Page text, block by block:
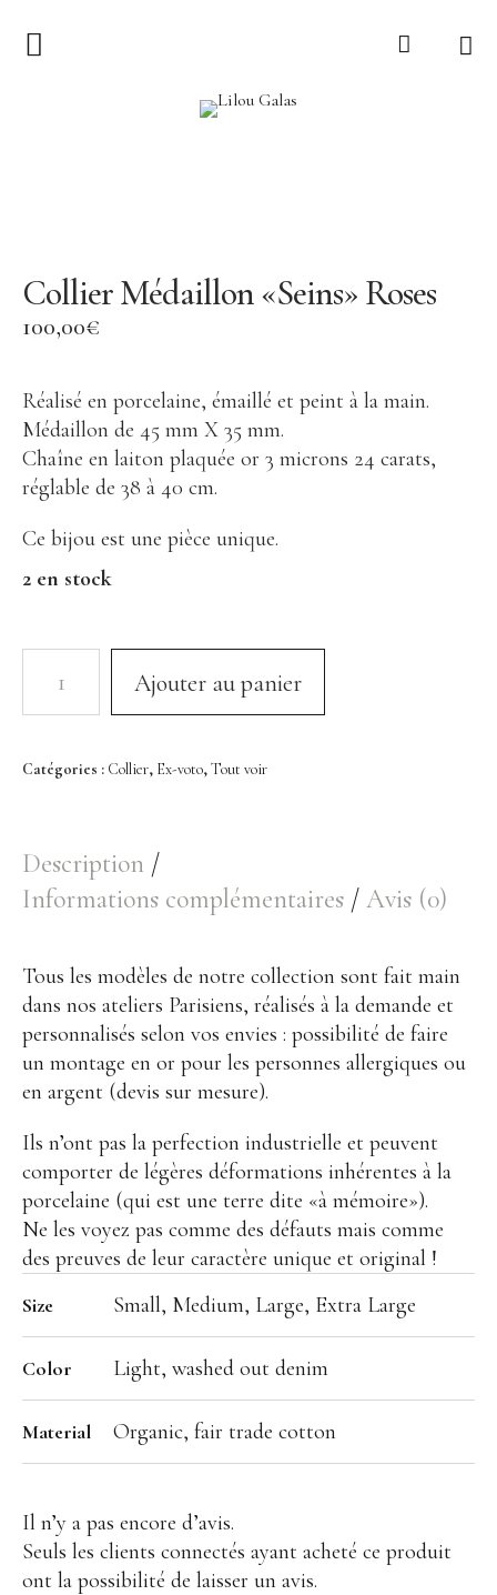
LILOU GALASCollection
Torsade
Tout voir
Collier
Boucle d’oreille
Bague
Portrait en Papiers découpés
Assiette
Encensoir
Savoir-faire Porcelaine
Points de vente
Contact
InstagramFacebook
Collier Médaillon «Seins» Roses
100,00€
Réalisé en porcelaine, émaillé et peint à la main.
Médaillon de 45 mm X 35 mm.
Chaîne en laiton plaquée or 3 microns 24 carats,
réglable de 38 à 40 cm.
Ce bijou est une pièce unique.
2 en stock
Ajouter au panier
Catégories : Collier, Ex-voto,Tout voir
Description
Informations complémentaires
Avis (0)
Tous les modèles de notre collection sont fait main
dans nos ateliers Parisiens, réalisés à la demande et
personnalisés selon vos envies : possibilité de faire
un montage en or pour les personnes allergiques ou
en argent (devis sur mesure).
Ils n’ont pas la perfection industrielle et peuvent
comporter de légères déformations inhérentes à la
porcelaine (qui est une terre dite «à mémoire»).
Ne les voyez pas comme des défauts mais comme
des preuves de leur caractère unique et original !
Size Small, Medium, Large, Extra Large
Color Light, washed out denim
Material Organic, fair trade cotton
Il n’y a pas encore d’avis.
Seuls les clients connectés ayant acheté ce produit
ont la possibilité de laisser un avis.